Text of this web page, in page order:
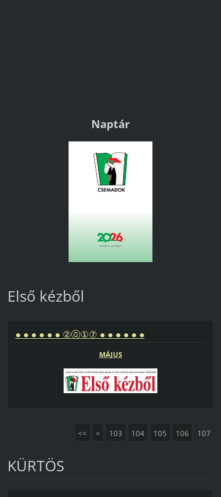
Naptár
Első kézből
● ● ● ● ● ● ②⓪①⑦ ● ● ● ● ● ●
MÁJUS
<< < 103 104 105 106 107
KÜRTÖS